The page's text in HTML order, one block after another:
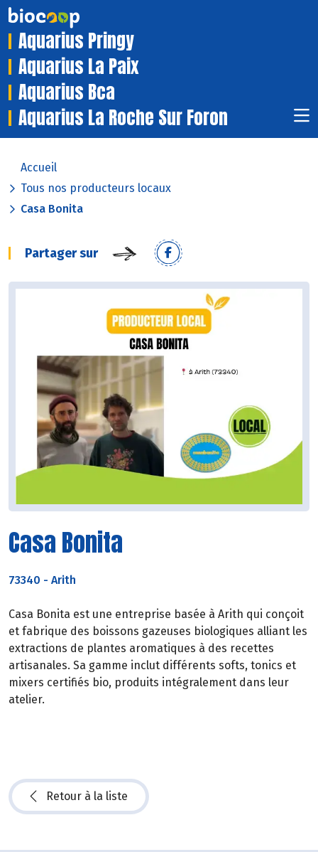
Aquarius Pringy
Aquarius La Paix
Aquarius Bca
Aquarius La Roche Sur Foron
Accueil
Tous nos producteurs locaux
Casa Bonita
Partager sur
Casa Bonita
73340 - Arith
Casa Bonita est une entreprise basée à Arith qui conçoit
et fabrique des boissons gazeuses biologiques alliant les
extractions de plantes aromatiques à des recettes
artisanales. Sa gamme inclut différents softs, tonics et
mixers certifiés bio, produits intégralement dans leur
atelier.
Retour à la liste